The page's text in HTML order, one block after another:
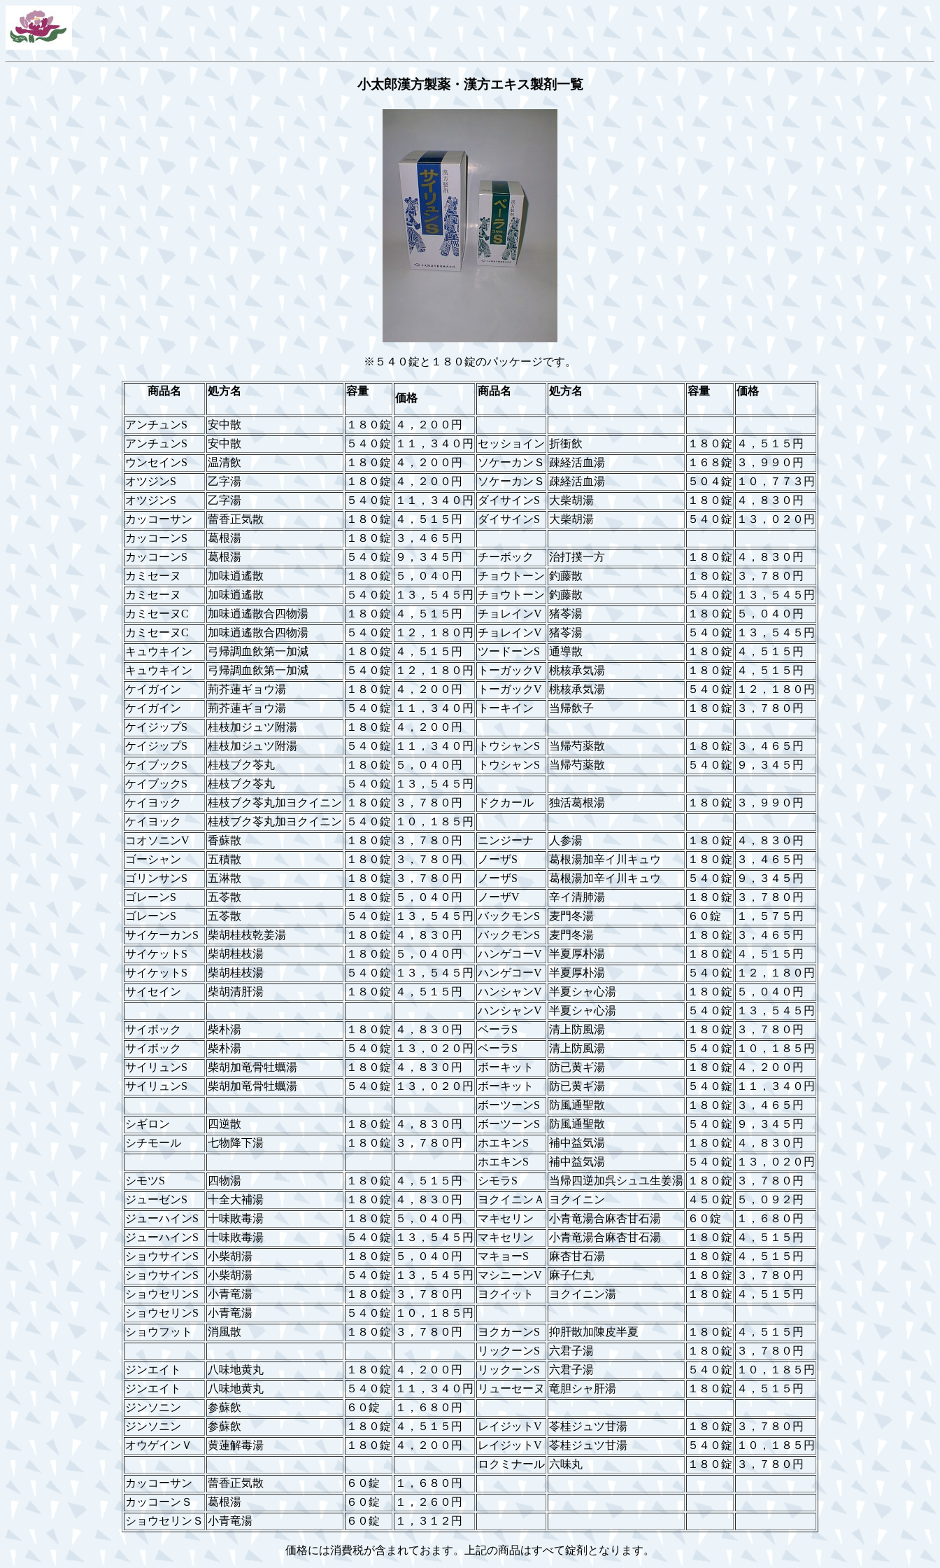
小太郎漢方製薬・漢方エキス製剤一覧
※５４０錠と１８０錠のパッケージです。
商品名 処方名 容量
価格
商品名 処方名 容量 価格
アンチュンS 安中散 １８０錠 ４，２００円
アンチュンS
安中散 ５４０錠 １１，３４０円 セッショイン 折衝飲 １８０錠 ４，５１５円
ウンセインS
温清飲 １８０錠 ４，２００円 ソケーカンＳ 疎経活血湯 １６８錠
３，９９０円
オツジンS
乙字湯 １８０錠 ４，２００円 ソケーカンＳ 疎経活血湯 ５０４錠
１０，７７３円
オツジンS
乙字湯 ５４０錠 １１，３４０円 ダイサインS 大柴胡湯 １８０錠 ４，８３０円
カッコーサン
蕾香正気散 １８０錠 ４，５１５円 ダイサインS 大柴胡湯 ５４０錠
１３，０２０円
カッコーンS
葛根湯 １８０錠
３，４６５円
カッコーンS
葛根湯 ５４０錠 ９，３４５円 チーボック 治打撲一方 １８０錠 ４，８３０円
カミセーヌ
加味逍遙散 １８０錠 ５，０４０円 チョウトーン 釣藤散 １８０錠
３，７８０円
カミセーヌ
加味逍遙散 ５４０錠 １３，５４５円 チョウトーン 釣藤散 ５４０錠
１３，５４５円
カミセーヌC
加味逍遙散合四物湯 １８０錠 ４，５１５円 チョレインV 猪苓湯 １８０錠
５，０４０円
カミセーヌC
加味逍遙散合四物湯 ５４０錠 １２，１８０円 チョレインV 猪苓湯 ５４０錠
１３，５４５円
キュウキイン
弓帰調血飲第一加減 １８０錠 ４，５１５円 ツードーンS 通導散 １８０錠 ４，５１５円
キュウキイン
弓帰調血飲第一加減 ５４０錠 １２，１８０円 トーガックV 桃核承気湯 １８０錠 ４，５１５円
ケイガイン
荊芥蓮ギョウ湯 １８０錠 ４，２００円 トーガックV 桃核承気湯 ５４０錠
１２，１８０円
ケイガイン
荊芥蓮ギョウ湯 ５４０錠 １１，３４０円 トーキイン 当帰飲子 １８０錠
３，７８０円
ケイジップS
桂枝加ジュツ附湯 １８０錠 ４，２００円
ケイジップS
桂枝加ジュツ附湯 ５４０錠 １１，３４０円 トウシャンS 当帰芍薬散 １８０錠
３，４６５円
ケイブックS
桂枝ブク苓丸 １８０錠 ５，０４０円 トウシャンS 当帰芍薬散 ５４０錠
９，３４５円
ケイブックS
桂枝ブク苓丸 ５４０錠
１３，５４５円
ケイヨック
桂枝ブク苓丸加ヨクイニン １８０錠 ３，７８０円 ドクカール 独活葛根湯 １８０錠
３，９９０円
ケイヨック
桂枝ブク苓丸加ヨクイニン ５４０錠
１０，１８５円
コオソニンV
香蘇散 １８０錠 ３，７８０円 ニンジーナ 人参湯 １８０錠 ４，８３０円
ゴーシャン
五積散 １８０錠 ３，７８０円 ノーザS 葛根湯加辛イ川キュウ １８０錠
３，４６５円
ゴリンサンS
五淋散 １８０錠 ３，７８０円 ノーザS 葛根湯加辛イ川キュウ ５４０錠
９，３４５円
ゴレーンS
五苓散 １８０錠 ５，０４０円 ノーザV 辛イ清肺湯 １８０錠
３，７８０円
ゴレーンS
五苓散 ５４０錠 １３，５４５円 バックモンS 麦門冬湯 ６０錠
１，５７５円
サイケーカンS
柴胡桂枝乾姜湯 １８０錠 ４，８３０円 バックモンS 麦門冬湯 １８０錠
３，４６５円
サイケットS
柴胡桂枝湯 １８０錠 ５，０４０円 ハンゲコーV 半夏厚朴湯 １８０錠 ４，５１５円
サイケットS
柴胡桂枝湯 ５４０錠 １３，５４５円 ハンゲコーV 半夏厚朴湯 ５４０錠
１２，１８０円
サイセイン
柴胡清肝湯 １８０錠 ４，５１５円 ハンシャンV 半夏シャ心湯 １８０錠
５，０４０円
ハンシャンV 半夏シャ心湯 ５４０錠
１３，５４５円
サイボック
柴朴湯 １８０錠 ４，８３０円 ベーラS 清上防風湯 １８０錠
３，７８０円
サイボック
柴朴湯 ５４０錠 １３，０２０円 ベーラS 清上防風湯 ５４０錠
１０，１８５円
サイリュンS
柴胡加竜骨牡蠣湯 １８０錠 ４，８３０円 ボーキット 防已黄ギ湯 １８０錠 ４，２００円
サイリュンS
柴胡加竜骨牡蠣湯 ５４０錠 １３，０２０円 ボーキット 防已黄ギ湯 ５４０錠
１１，３４０円
ボーツーンS
防風通聖散 １８０錠
３，４６５円
シギロン
四逆散 １８０錠 ４，８３０円 ボーツーンS 防風通聖散 ５４０錠
９，３４５円
シチモール
七物降下湯 １８０錠 ３，７８０円 ホエキンS 補中益気湯 １８０錠 ４，８３０円
ホエキンS
補中益気湯 ５４０錠
１３，０２０円
シモツS
四物湯 １８０錠 ４，５１５円 シモラS 当帰四逆加呉シュユ生姜湯 １８０錠
３，７８０円
ジューゼンS
十全大補湯 １８０錠 ４，８３０円 ヨクイニンＡ ヨクイニン ４５０錠
５，０９２円
ジューハインS
十味敗毒湯 １８０錠 ５，０４０円 マキセリン 小青竜湯合麻杏甘石湯 ６０錠
１，６８０円
ジューハインS
十味敗毒湯 ５４０錠 １３，５４５円 マキセリン 小青竜湯合麻杏甘石湯 １８０錠 ４，５１５円
ショウサインS
小柴胡湯 １８０錠 ５，０４０円 マキョーS 麻杏甘石湯 １８０錠 ４，５１５円
ショウサインS
小柴胡湯 ５４０錠 １３，５４５円 マシニーンV 麻子仁丸 １８０錠
３，７８０円
ショウセリンS
小青竜湯 １８０錠 ３，７８０円 ヨクイット ヨクイニン湯 １８０錠 ４，５１５円
ショウセリンS
小青竜湯 ５４０錠
１０，１８５円
ショウフット
消風散 １８０錠 ３，７８０円 ヨクカーンS 抑肝散加陳皮半夏 １８０錠 ４，５１５円
リックーンS
六君子湯 １８０錠
３，７８０円
ジンエイト
八味地黄丸 １８０錠 ４，２００円 リックーンS 六君子湯 ５４０錠
１０，１８５円
ジンエイト
八味地黄丸 ５４０錠 １１，３４０円 リューセーヌ 竜胆シャ肝湯 １８０錠 ４，５１５円
ジンソニン
参蘇飲 ６０錠
１，６８０円
ジンソニン
参蘇飲 １８０錠 ４，５１５円 レイジットV 苓桂ジュツ甘湯 １８０錠
３，７８０円
オウゲインＶ
黄蓮解毒湯 １８０錠 ４，２００円 レイジットV 苓桂ジュツ甘湯 ５４０錠
１０，１８５円
ロクミナール 六味丸 １８０錠
３，７８０円
カッコーサン
蕾香正気散 ６０錠
１，６８０円
カッコーンＳ
葛根湯 ６０錠
１，２６０円
ショウセリンＳ 小青竜湯 ６０錠 １，３１２円
価格には消費税が含まれておます。上記の商品はすべて錠剤となります。